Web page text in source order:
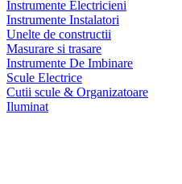
Instrumente Electricieni
Instrumente Instalatori
Unelte de constructii
Masurare si trasare
Instrumente De Imbinare
Scule Electrice
Cutii scule & Organizatoare
Iluminat